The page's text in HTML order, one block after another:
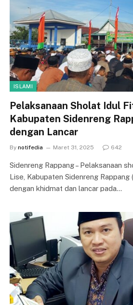
ISLAMI
Pelaksanaan Sholat Idul
Kabupaten Sidenreng
dengan Lancar
By notifedia Maret 31, 2025 642
Sidenreng Rappang – Pelaksanaan
Lise, Kabupaten Sidenreng Rappang
dengan khidmat dan lancar pada…